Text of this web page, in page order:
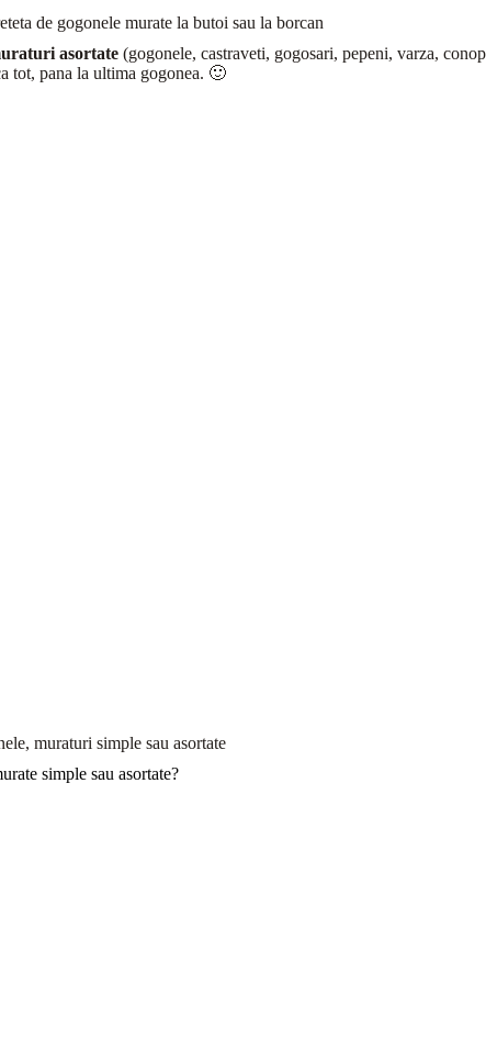
de gogonele murate la butoi sau la borcan
asortate (gogonele, castraveti, gogosari, pepeni, varza,
tot, pana la ultima gogonea. 🙂
muraturi simple sau asortate
simple sau asortate?